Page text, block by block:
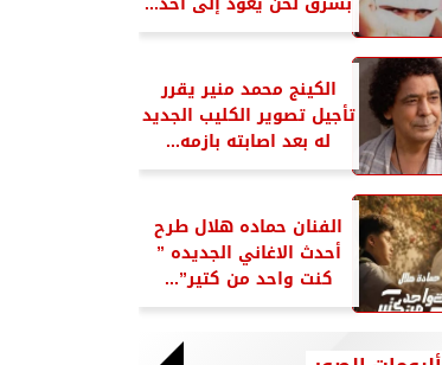
الكينج محمد منير يقرر
تأجيل تصوير الكليب الجديد
له بعد اصابته بازمه...
الفنان حماده هلال طرح
أحدث الاغاني الجديده ”
كنت واحد من كتير”...